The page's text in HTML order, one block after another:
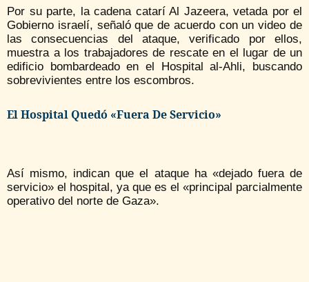
Por su parte, la cadena catarí Al Jazeera, vetada por el
Gobierno israelí, señaló que de acuerdo con un video de
las consecuencias del ataque, verificado por ellos,
muestra a los trabajadores de rescate en el lugar de un
edificio bombardeado en el Hospital al-Ahli, buscando
sobrevivientes entre los escombros.
El Hospital Quedó «fuera De Servicio»
Así mismo, indican que el ataque ha «dejado fuera de
servicio» el hospital, ya que es el «principal parcialmente
operativo del norte de Gaza».